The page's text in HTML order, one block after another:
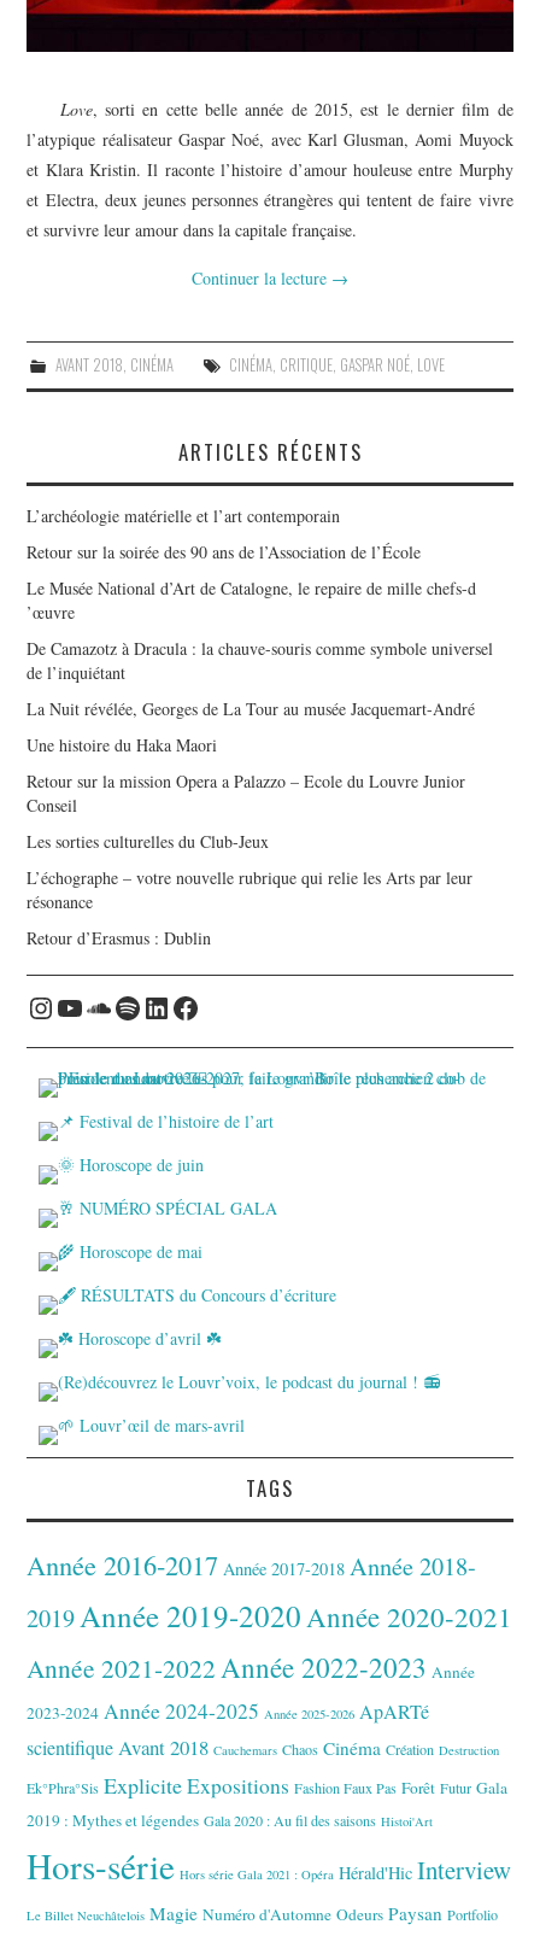
Love, sorti en cette belle année de 2015, est le dernier film de
l’atypique réalisateur Gaspar Noé, avec Karl Glusman, Aomi Muyock
et Klara Kristin. Il raconte l’histoire d’amour houleuse entre Murphy
et Electra, deux jeunes personnes étrangères qui tentent de faire vivre
et survivre leur amour dans la capitale française.
Continuer la lecture →
AVANT 2018 CINÉMA CINÉMA, CRITIQUE, GASPAR NOÉ, LOVE
ARTICLES RÉCENTS
L’archéologie matérielle et l’art contemporain
Retour sur la soirée des 90 ans de l’Association de l’École
Le Musée National d’Art de Catalogne, le repaire de mille chefs-d
’œuvre
De Camazotz à Dracula : la chauve-souris comme symbole universel
de l’inquiétant
La Nuit révélée, Georges de La Tour au musée Jacquemart-André
Une histoire du Haka Maori
Retour sur la mission Opera a Palazzo – Ecole du Louvre Junior
Conseil
Les sorties culturelles du Club-Jeux
L’échographe – votre nouvelle rubrique qui relie les Arts par leur
résonance
Retour d’Erasmus : Dublin
Instagram
YouTube
Soundcloud
Spotify
LinkedIn
Facebook
TAGS
Année 2016-2017 Année 2017-2018 Année 2018-
2019 Année 2019-2020 Année 2020-2021
Année 2021-2022Année 2022-2023 Année
2023-2024 Année 2024-2025 Année 2025-2026 ApARTé
scientifique Avant 2018 Cauchemars Chaos Cinéma Création Destruction
Ek°Phra°Sis ExpliciteExpositions Fashion Faux Pas Forêt Futur Gala
2019 : Mythes et légendes Gala 2020 : Au fil des saisons Histoi'Art
Hors-série Hors série Gala 2021 : Opéra Hérald'Hic Interview
Le Billet Neuchâtelois Magie Numéro d'Automne Odeurs Paysan Portfolio